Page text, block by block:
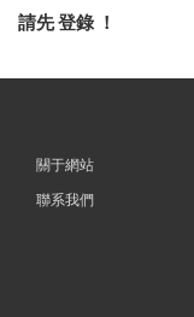
請先登錄！
關于網站
聯系我們